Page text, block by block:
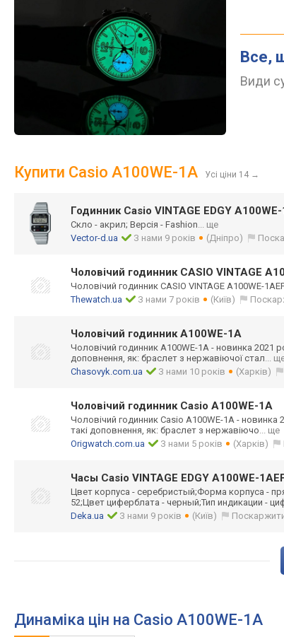
Все,
Види
Купити Casio A100WE-1A Усі ціни 14 →
Годинник Casio VINTAGE EDGY A100WE-
Скло - акрил; Версія - Fashion... ще
Vector-d.ua
З нами 9 років (Дніпро)
Чоловічий годинник CASIO VINTAGE
Чоловічий годинник CASIO VINTAGE A100WE-
Thewatch.ua
З нами 7 років (Київ)
Чоловічий годинник A100WE-1A
Чоловічий годинник A100WE-1A - новинка 2021
доповнення, як: браслет з нержавіючої стал...
Chasovyk.com.ua
З нами 10 років (Харків)
Чоловічий годинник Casio A100WE-1A
Чоловічий годинник Casio A100WE-1A - новинка
такі доповнення, як: браслет з нержавіючо... ще
Origwatch.com.ua
З нами 5 років (Харків)
Часы Casio VINTAGE EDGY A100WE-
Цвет корпуса - серебристый;Форма корпуса -
52;Цвет циферблата - черный;Тип индикации -
Deka.ua
З нами 9 років (Київ)
Динаміка цін на Casio A100WE-1A